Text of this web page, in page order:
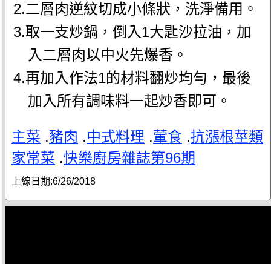
2.二層肉逆紋切成小條狀，洗淨備用。
3.取一支炒鍋，倒入1大匙沙拉油，加
入二層肉以中火先爆香。
4.再加入作法1的材料翻炒均勻，最後
加入所有調味料一起炒香即可。
主菜 .豬肉 .中式料理 .葷食 .抗漲根莖類
家常菜 .快樂廚房雜誌第96期
上線日期:6/26/2018